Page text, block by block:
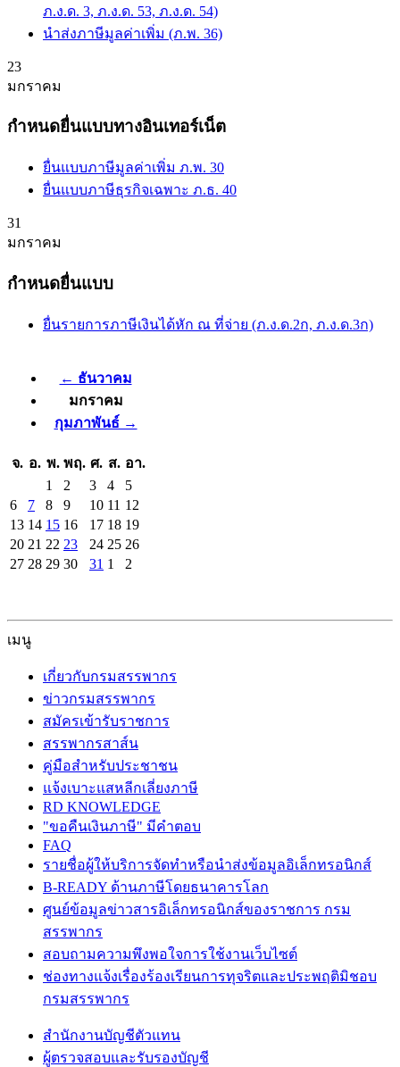
ภ.ง.ด. 3, ภ.ง.ด. 53, ภ.ง.ด. 54)
นำส่งภาษีมูลค่าเพิ่ม (ภ.พ. 36)
23
มกราคม
กำหนดยื่นแบบทางอินเทอร์เน็ต
ยื่นแบบภาษีมูลค่าเพิ่ม ภ.พ. 30
ยื่นแบบภาษีธุรกิจเฉพาะ ภ.ธ. 40
31
มกราคม
กำหนดยื่นแบบ
ยื่นรายการภาษีเงินได้หัก ณ ที่จ่าย (ภ.ง.ด.2ก, ภ.ง.ด.3ก)
← ธันวาคม
มกราคม
กุมภาพันธ์ →
จ. อ. พ. พฤ. ศ. ส. อา.
1
2 3 4
5
6
7 8 9 10 11 12
13 14 15 16 17 18 19
20 21 22 23 24 25 26
27 28 29 30 31 1 2
เมนู
เกี่ยวกับกรมสรรพากร
ข่าวกรมสรรพากร
สมัครเข้ารับราชการ
สรรพากรสาส์น
คู่มือสำหรับประชาชน
แจ้งเบาะแสหลีกเลี่ยงภาษี
RD KNOWLEDGE
"ขอคืนเงินภาษี" มีคำตอบ
FAQ
รายชื่อผู้ให้บริการจัดทำหรือนำส่งข้อมูลอิเล็กทรอนิกส์
B-READY ด้านภาษีโดยธนาคารโลก
ศูนย์ข้อมูลข่าวสารอิเล็กทรอนิกส์ของราชการ กรม
สรรพากร
สอบถามความพึงพอใจการใช้งานเว็บไซต์
ช่องทางแจ้งเรื่องร้องเรียนการทุจริตและประพฤติมิชอบ
กรมสรรพากร
สำนักงานบัญชีตัวแทน
ผู้ตรวจสอบและรับรองบัญชี